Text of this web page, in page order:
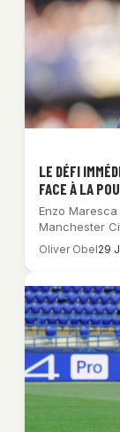
LE DÉFI
FACE À LA
Enzo
Manchester
Oliver Obel29